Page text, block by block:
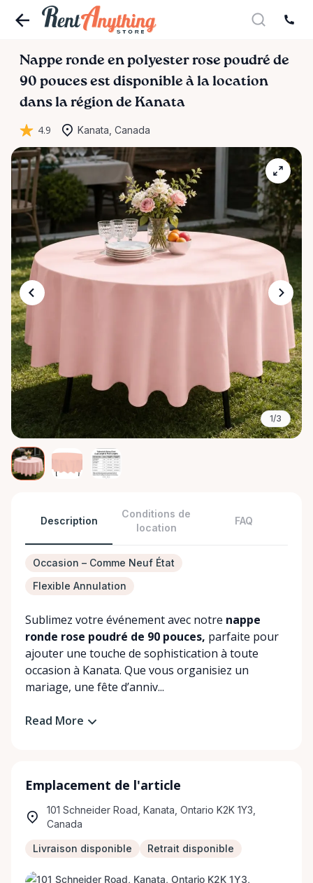
Nappe ronde en polyester rose poudré de
90 pouces est disponible à la location
dans la région de Kanata
4.9 Kanata, Canada
1/3
Description
Conditions de
location
FAQ
Occasion – Comme Neuf État
Flexible Annulation
Sublimez votre événement avec notre nappe
ronde rose poudré de 90 pouces, parfaite pour
ajouter une touche de sophistication à toute
occasion à Kanata. Que vous organisiez un
mariage, une fête d’anniv...
Read More
Emplacement de l'article
101 Schneider Road, Kanata, Ontario K2K 1Y3,
Canada
Livraison disponible Retrait disponible